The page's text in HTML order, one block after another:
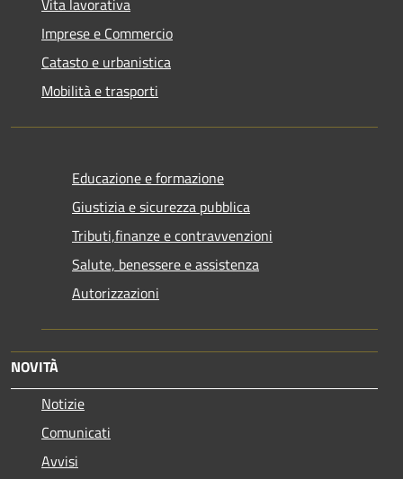
Vita lavorativa
Imprese e Commercio
Catasto e urbanistica
Mobilità e trasporti
Educazione e formazione
Giustizia e sicurezza pubblica
Tributi,finanze e contravvenzioni
Salute, benessere e assistenza
Autorizzazioni
NOVITÀ
Notizie
Comunicati
Avvisi